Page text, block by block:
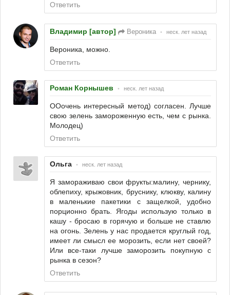
Ответить
Владимир [автор] Вероника • неск. лет назад
Вероника, можно.
Ответить
Роман Корнышев • неск. лет назад
ООочень интересный метод) согласен. Лучше
свою зелень замороженную есть, чем с рынка.
Молодец)
Ответить
Ольга • неск. лет назад
Я замораживаю свои фрукты:малину, чернику,
облепиху, крыжовник, бруснику, клюкву, калину
в маленькие пакетики с защелкой, удобно
порционно брать. Ягоды использую только в
кашу - бросаю в горячую и больше не ставлю
на огонь. Зелень у нас продается круглый год,
имеет ли смысл ее морозить, если нет своей?
Или все-таки лучше заморозить покупную с
рынка в сезон?
Ответить